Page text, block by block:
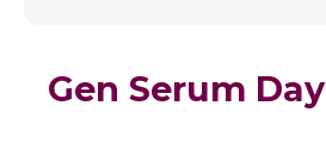
Gen Serum Day